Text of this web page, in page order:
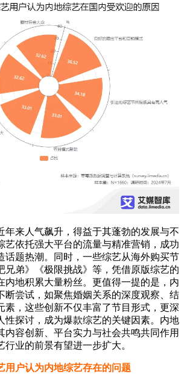
来人气飙升，得益于其蓬勃的发展与不
艺依托强大平台的流量与精准营销，成功
话题热潮。同时，一些综艺从海外购买节
兄弟》《极限挑战》等，凭借原版综艺的
内地积累大量粉丝。更值得一提的是，内
断尝试，如聚焦婚姻关系的深度观察、结
素，这些创新不仅丰富了节目形式，更深
性探讨，成为爆款综艺的关键因素。内地
内容创新、平台实力与社会共鸣共同作用
行业的前景有望进一步扩大。
用户认为内地综艺存在的问题